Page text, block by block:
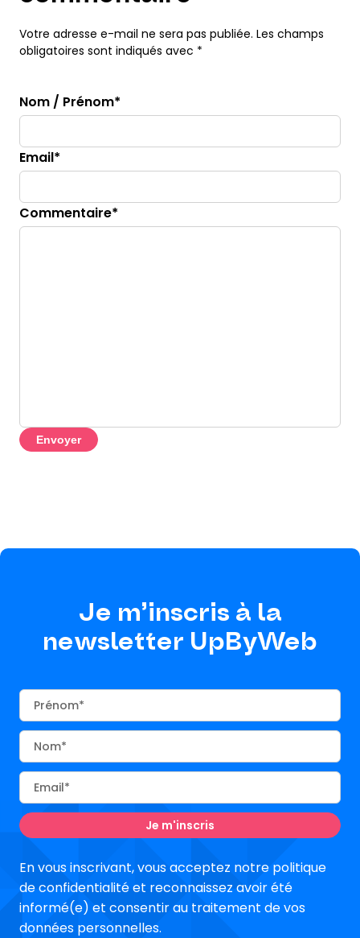
Votre adresse e-mail ne sera pas publiée. Les champs
obligatoires sont indiqués avec *
Nom / Prénom*
Email*
Commentaire*
Envoyer
Je m’inscris à la
newsletter UpByWeb
Prénom
Nom
Email
En vous inscrivant, vous acceptez notre politique
de confidentialité et reconnaissez avoir été
informé(e) et consentir au traitement de vos
données personnelles.